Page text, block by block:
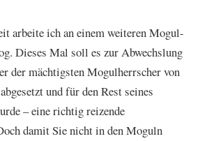
arbeite ich an einem weiteren Mogul-
Dieses Mal soll es zur Abwechslung
der mächtigsten Mogulherrscher von
und für den Rest seines
– eine richtig reizende
damit Sie nicht in den Moguln